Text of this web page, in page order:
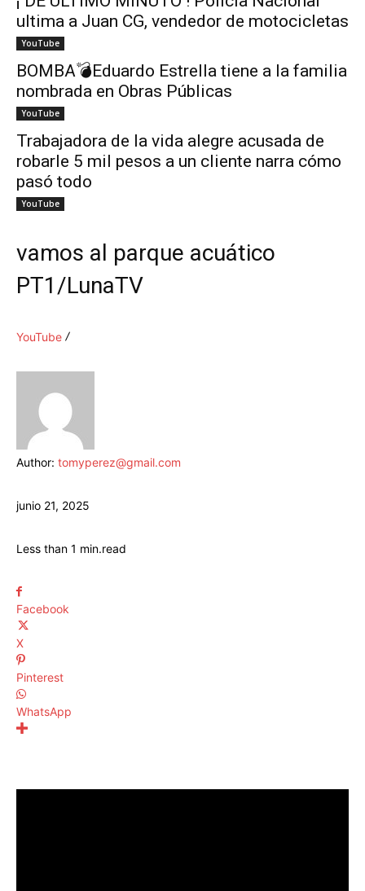
ultima a Juan CG, vendedor de motocicletas
YouTube
BOMBA💣Eduardo Estrella tiene a la familia
nombrada en Obras Públicas
YouTube
Trabajadora de la vida alegre acusada de
robarle 5 mil pesos a un cliente narra cómo
pasó todo
YouTube
vamos al parque acuático
PT1/LunaTV
YouTube
Author: tomyperez@gmail.com
junio 21, 2025
Less than 1 min.read
Facebook
X
Pinterest
WhatsApp